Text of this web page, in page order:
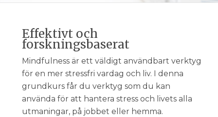
Effektivt och
forskningsbaserat
Mindfulness är ett väldigt användbart verktyg
för en mer stressfri vardag och liv. I denna
grundkurs får du verktyg som du kan
använda för att hantera stress och livets alla
utmaningar, på jobbet eller hemma.